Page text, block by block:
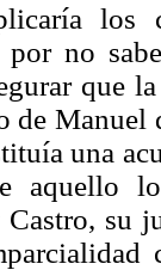
los
no
que
de
una
aquello
su